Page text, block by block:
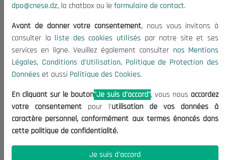
Mentions Légales
Conditions d'Utilisation
Politique de Protection des Données
Politique des Cookies
Nous Contacter
(+213) 021 98 01 00|01|02
contact@cnese.dz
Suggestions ou Initiatives ?
Newsletter
dernières nouvelles.
dpo@cnese.dz, la chatbox ou le formulaire de contact.
Avant de donner votre consentement, nous vous invitons à
consulter la liste des cookies utilisés par notre site et ses
services en ligne. Veuillez également consulter nos Mentions
Légales, Conditions d'Utilisation, Politique de Protection des
Données et aussi Politique des Cookies.
En cliquant sur le bouton"Je suis d'accord", vous nous accordez
votre consentement pour l'utilisation de vos données à
caractère personnel, conformément aux termes énoncés dans
cette politique de confidentialité.
Je suis d'accord